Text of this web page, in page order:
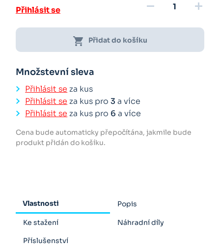
Přihlásit se remove add
shopping_cart Přidat do košíku
Množstevní sleva
Přihlásit se za kus
Přihlásit se za kus pro3 a více
Přihlásit se za kus pro 6 a více
Cena bude automaticky přepočítána, jakmile bude
produkt přidán do košíku.
Vlastnosti Popis
Ke stažení Náhradní díly
Příslušenství